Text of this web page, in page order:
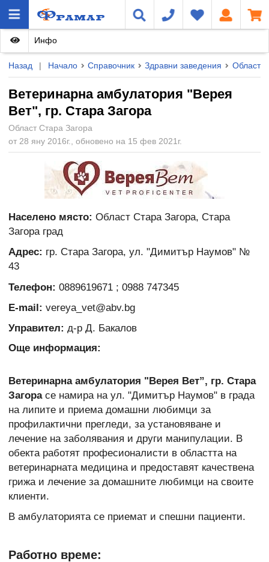
Назад | Начало Справочник Здравни заведения Област
Ветеринарна амбулатория "Верея
Вет", гр. Стара Загора
Област Стара Загора
от 28 яну 2016г., обновено на 15 фев 2021г.
Инфо
Населено място: Област Стара Загора, Стара
Загора град
Адрес: гр. Стара Загора, ул. "Димитър Наумов" №
43
Телефон: 0889619671 ; 0988 747345
E-mail: vereya_vet@abv.bg
Управител: д-р Д. Бакалов
Още информация:
Ветеринарна амбулатория "Верея Вет”, гр. Стара
Загорасе намира на ул. "Димитър Наумов" в града
на липите и приема домашни любимци за
профилактични прегледи, за установяване и
лечение на заболявания и други манипулации. В
обекта работят професионалисти в областта на
ветеринарната медицина и предоставят качествена
грижа и лечение за домашните любимци на своите
клиенти.
В амбулаторията се приемат и спешни пациенти.
Работно време: